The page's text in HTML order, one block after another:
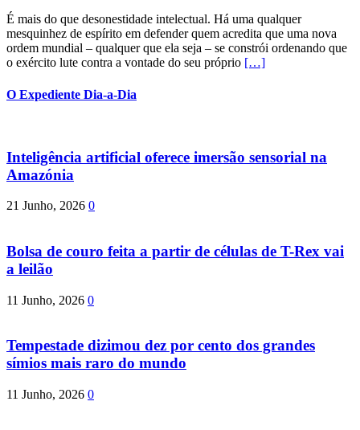
É mais do que desonestidade intelectual. Há uma qualquer
mesquinhez de espírito em defender quem acredita que uma nova
ordem mundial – qualquer que ela seja – se constrói ordenando que
o exército lute contra a vontade do seu próprio […]
O Expediente Dia-a-Dia
Inteligência artificial oferece imersão sensorial na
Amazónia
21 Junho, 2026 0
Bolsa de couro feita a partir de células de T-Rex vai
a leilão
11 Junho, 2026 0
Tempestade dizimou dez por cento dos grandes
símios mais raro do mundo
11 Junho, 2026 0